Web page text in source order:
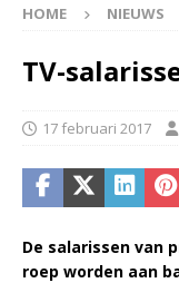
HOME NIEUWS
TV-
17 februari 2017
De sa­la­ris­sen van
roep wor­den aan